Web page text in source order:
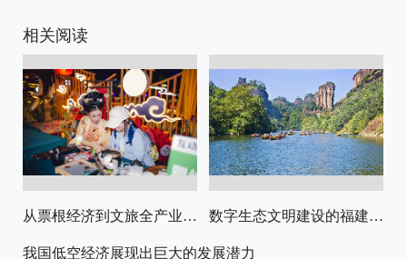
相关阅读
从票根经济到文旅全产业链升级 数字生态文明建设的福建路径与启示
我国低空经济展现出巨大的发展潜力